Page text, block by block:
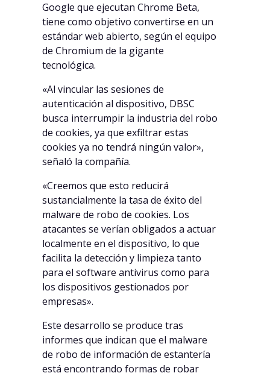
Google que ejecutan Chrome Beta,
tiene como objetivo convertirse en un
estándar web abierto, según el equipo
de Chromium de la gigante
tecnológica.
«Al vincular las sesiones de
autenticación al dispositivo, DBSC
busca interrumpir la industria del robo
de cookies, ya que exfiltrar estas
cookies ya no tendrá ningún valor»,
señaló la compañía.
«Creemos que esto reducirá
sustancialmente la tasa de éxito del
malware de robo de cookies. Los
atacantes se verían obligados a actuar
localmente en el dispositivo, lo que
facilita la detección y limpieza tanto
para el software antivirus como para
los dispositivos gestionados por
empresas».
Este desarrollo se produce tras
informes que indican que el malware
de robo de información de estantería
está encontrando formas de robar